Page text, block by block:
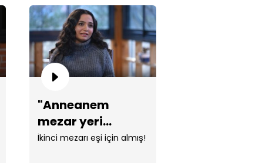
yaşadığını
"Anneanem
mezar yeri
alabilmek için
İkinci mezarı eşi için almış!